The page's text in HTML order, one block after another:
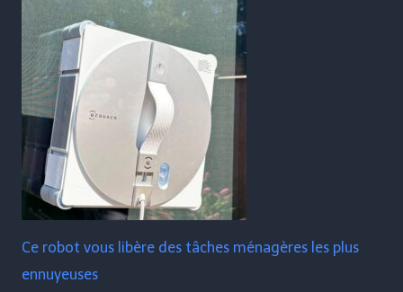
Ce robot vous libère des tâches ménagères les plus
ennuyeuses